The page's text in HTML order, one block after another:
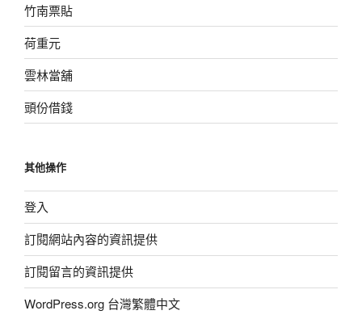
竹南票貼
荷重元
雲林當舖
頭份借錢
其他操作
登入
訂閱網站內容的資訊提供
訂閱留言的資訊提供
WordPress.org 台灣繁體中文